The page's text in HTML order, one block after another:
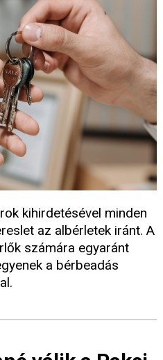
kihirdetésével minden
az albérletek iránt. A
számára egyaránt
a bérbeadás